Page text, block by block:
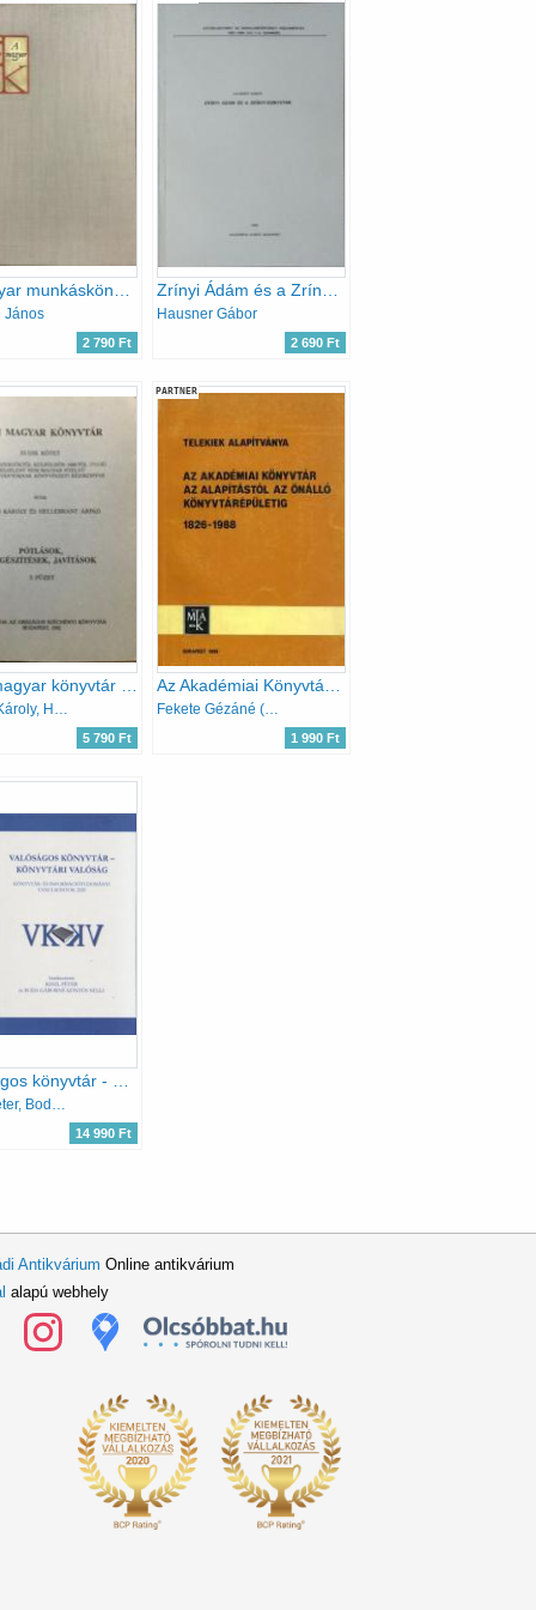
A magyar munkáskönyvtárak a két világháború között 1920-1944
János
2 790 Ft
Zrínyi Ádám és a Zrínyi-könyvtár
Hausner Gábor
2 690 Ft
Szabó Károly, Hellebrant Árpád
5 790 Ft
PARTNER
Fekete Gézáné (szerk.)
1 990 Ft
14 990 Ft
Antikvárium Online antikvárium
alapú webhely